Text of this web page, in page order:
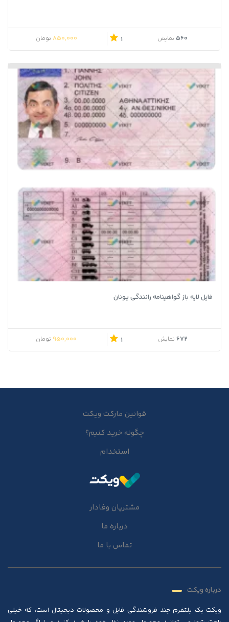
560 نمایش 1
850,000 تومان
فایل لایه باز گواهینامه رانندگی یونان
672 نمایش 1
950,000تومان
قوانین مارکت ویکت
چگونه خرید کنیم؟
استخدام
مشتریان وفادار
درباره ما
تماس با ما
درباره ویکت
ویکت یک پلتفرم چند فروشندگی فایل و محصولات دیجیتال است، که خیلی